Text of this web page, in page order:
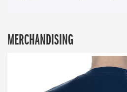
MERCHANDISING